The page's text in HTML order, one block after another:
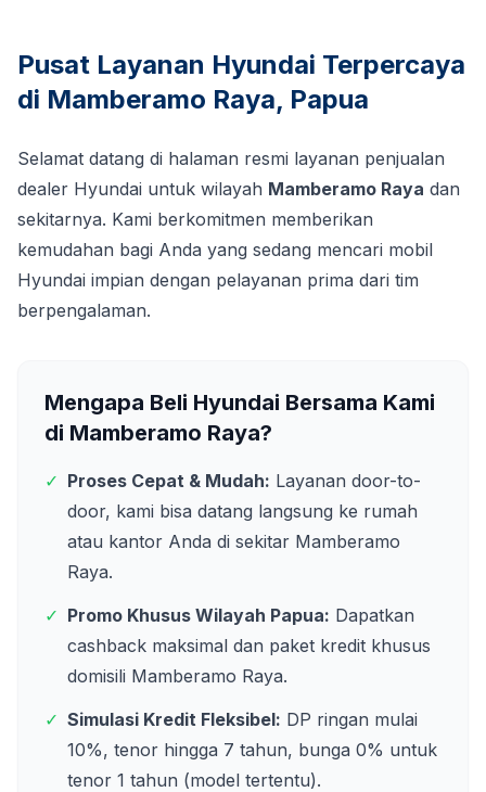
Pusat Layanan Hyundai Terpercaya
di Mamberamo Raya, Papua
Selamat datang di halaman resmi layanan penjualan
dealer Hyundai untuk wilayah Mamberamo Raya dan
sekitarnya. Kami berkomitmen memberikan
kemudahan bagi Anda yang sedang mencari mobil
Hyundai impian dengan pelayanan prima dari tim
berpengalaman.
Mengapa Beli Hyundai Bersama Kami
di Mamberamo Raya?
✓ Proses Cepat & Mudah: Layanan door-to-
door, kami bisa datang langsung ke rumah
atau kantor Anda di sekitar Mamberamo
Raya.
✓ Promo Khusus Wilayah Papua: Dapatkan
cashback maksimal dan paket kredit khusus
domisili Mamberamo Raya.
✓ Simulasi Kredit Fleksibel: DP ringan mulai
10%, tenor hingga 7 tahun, bunga 0% untuk
tenor 1 tahun (model tertentu).